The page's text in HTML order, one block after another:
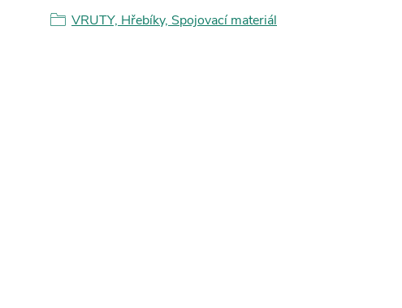
VRUTY, Hřebíky, Spojovací materiál